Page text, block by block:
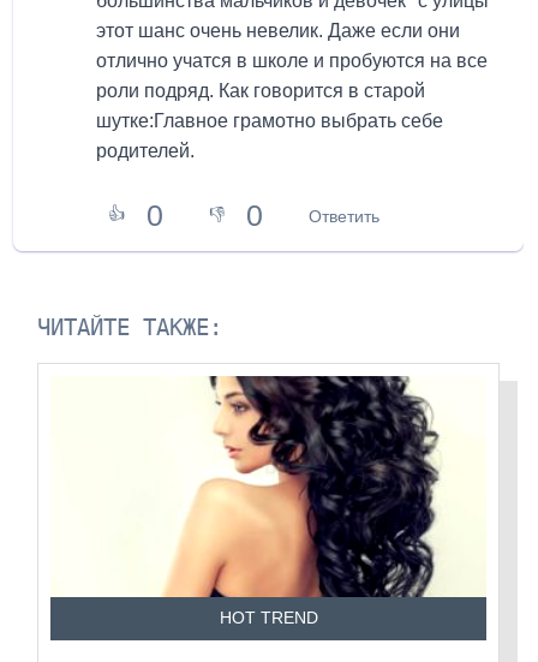
этот шанс очень невелик. Даже если они
отлично учатся в школе и пробуются на все
роли подряд. Как говорится в старой
шутке:Главное грамотно выбрать себе
родителей.
👍 0 👎 0 Ответить
ЧИТАЙТЕ ТАКЖЕ:
HOT TREND